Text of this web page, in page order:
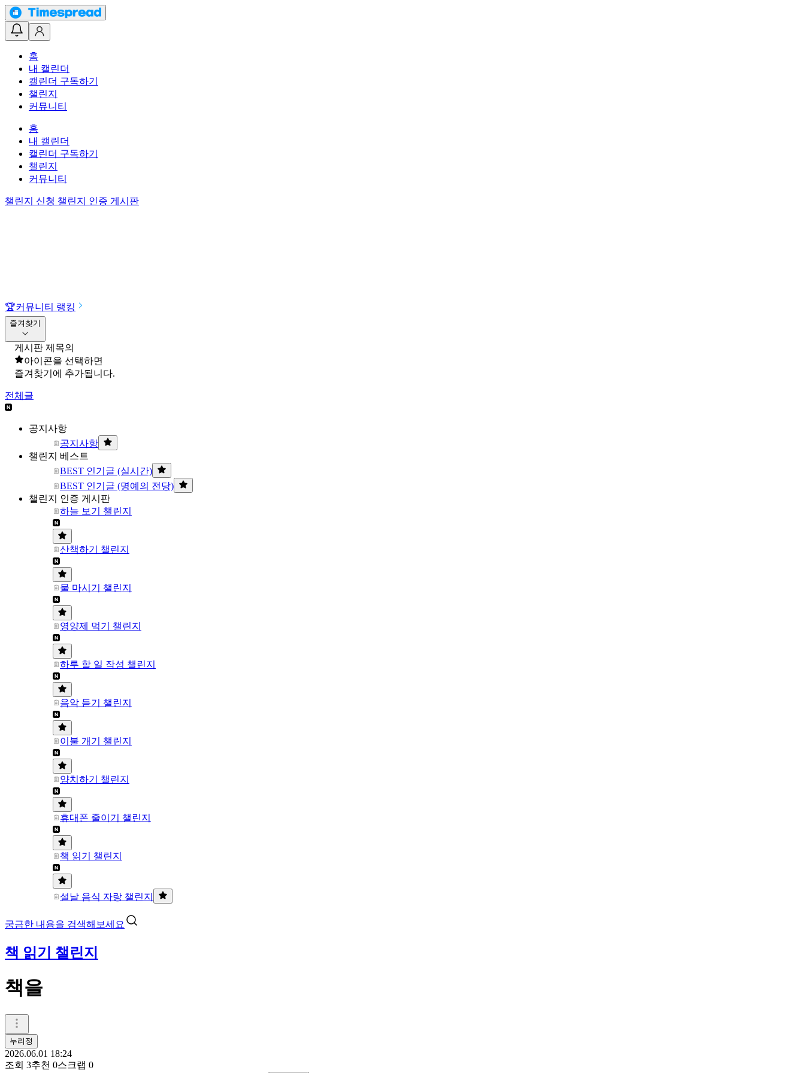
홈
내 캘린더
캘린더 구독하기
챌린지
커뮤니티
홈
내 캘린더
캘린더 구독하기
챌린지
커뮤니티
챌린지 신청 챌린지 인증 게시판
🏆커뮤니티 랭킹
즐겨찾기
게시판 제목의
아이콘을 선택하면
즐겨찾기에 추가됩니다.
전체글
공지사항
공지사항
챌린지 베스트
BEST 인기글 (실시간)
BEST 인기글 (명예의 전당)
챌린지 인증 게시판
하늘 보기 챌린지
산책하기 챌린지
물 마시기 챌린지
영양제 먹기 챌린지
하루 할 일 작성 챌린지
음악 듣기 챌린지
이불 개기 챌린지
양치하기 챌린지
휴대폰 줄이기 챌린지
책 읽기 챌린지
설날 음식 자랑 챌린지
궁금한 내용을 검색해보세요
책 읽기 챌린지
책을
누리정
2026.06.01 18:24
조회 3추천 0스크랩 0